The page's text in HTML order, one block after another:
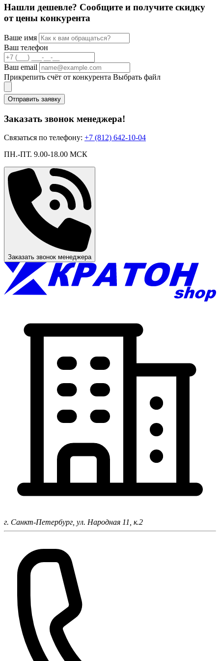
Нашли дешевле? Сообщите и получите скидку
от цены конкурента
Ваше имя
Ваш телефон
Ваш email
Прикрепить счёт от конкурента Выбрать файл
Отправить заявку
Заказать звонок менеджера!
Связаться по телефону: +7 (812) 642-10-04
ПН.-ПТ. 9.00-18.00 МСК
Заказать звонок менеджера
г. Санкт-Петербург, ул. Народная 11, к.2